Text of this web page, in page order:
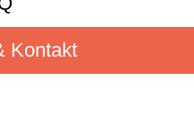
Kontakt